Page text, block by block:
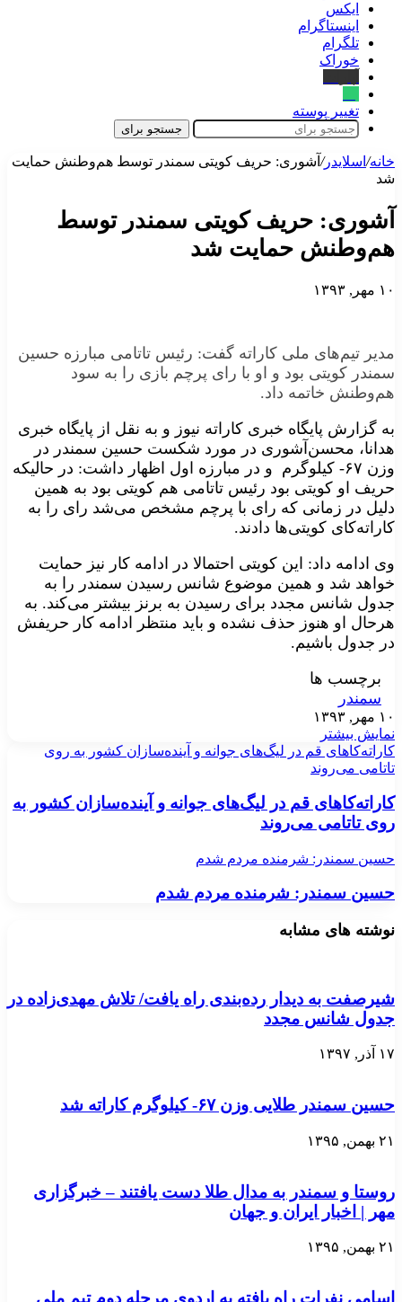
ایکس
اینستاگرام
تلگرام
خوراک
تغییر پوسته
جستجو برای
خانه/ اسلایدر/ آشوری: حریف کویتی سمندر توسط هم‌وطنش حمایت
شد
آشوری: حریف کویتی سمندر توسط
هم‌وطنش حمایت شد
۱۰ مهر, ۱۳۹۳
مدیر تیم‌های ملی کاراته گفت: رئیس تاتامی مبارزه حسین
سمندر کویتی بود و او با رای پرچم بازی را به سود
هم‌وطنش خاتمه داد.
به گزارش پایگاه خبری کاراته نیوز و به نقل از پایگاه خبری
هدانا، محسن‌آشوری در مورد شکست حسین سمندر در
وزن ۶۷- کیلوگرم و در مبارزه اول اظهار داشت: در حالیکه
حریف او کویتی بود رئیس تاتامی هم کویتی بود به همین
دلیل در زمانی که رای با پرچم مشخص می‌شد رای را به
کاراته‌کای کویتی‌ها دادند.
وی ادامه داد: این کویتی احتمالا در ادامه کار نیز حمایت
خواهد شد و همین موضوع شانس رسیدن سمندر را به
جدول شانس مجدد برای رسیدن به برنز بیشتر می‌کند. به
هرحال او هنوز حذف نشده و باید منتظر ادامه کار حریفش
در جدول باشیم.
برچسب ها
سمندر
۱۰ مهر, ۱۳۹۳
نمایش بیشتر
کاراته‌کاهای قم در لیگ‌های جوانه و آینده‌سازان کشور به روی
تاتامی می‌روند
کاراته‌کاهای قم در لیگ‌های جوانه و آینده‌سازان کشور به
روی تاتامی می‌روند
حسین سمندر: شرمنده مردم شدم
حسین سمندر: شرمنده مردم شدم
نوشته های مشابه
شیرصفت به دیدار رده‌بندی راه یافت/ تلاش مهدی‌زاده در
جدول شانس مجدد
۱۷ آذر, ۱۳۹۷
حسین سمندر طلایی وزن ۶۷- کیلوگرم کاراته شد
۲۱ بهمن, ۱۳۹۵
روستا و سمندر به مدال طلا دست یافتند – خبرگزاری
مهر | اخبار ایران و جهان
۲۱ بهمن, ۱۳۹۵
اسامی نفرات راه یافته به اردوی مرحله دوم تیم ملی